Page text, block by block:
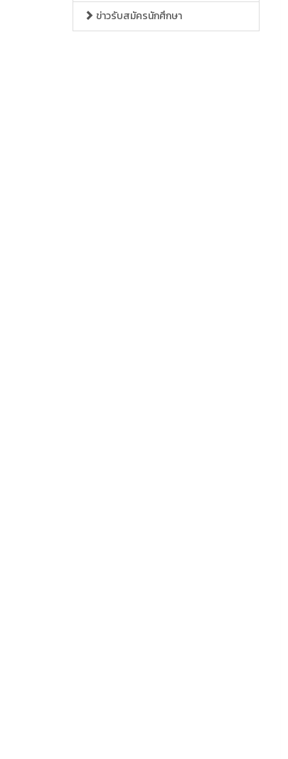
ข่าวรับสมัครนักศึกษา